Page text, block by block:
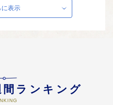
るまちづくりのための取り組みに
した安全で安心なまちづくりの
り組みに活用させていただきま
す。
に表示
間ランキング